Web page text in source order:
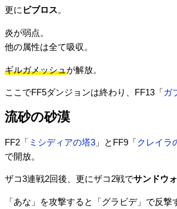
更にビブロス。
炎が弱点。
他の属性は全て吸収。
ギルガメッシュが解放。
ここでFF5ダンジョンは終わり、FF13「 ガ
流砂の砂漠
FF2「 ミシディアの塔3 」とFF9「クレイラ
で開放。
ザコ3連戦2回後、更にザコ2戦でサンドウ
「あな」を攻撃すると「グラビデ」で反撃